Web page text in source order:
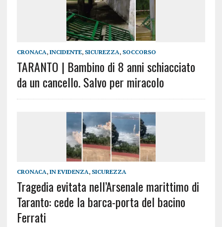
CRONACA, INCIDENTE, SICUREZZA, SOCCORSO
TARANTO | Bambino di 8 anni schiacciato
da un cancello. Salvo per miracolo
CRONACA, IN EVIDENZA, SICUREZZA
Tragedia evitata nell’Arsenale marittimo di
Taranto: cede la barca-porta del bacino
Ferrati